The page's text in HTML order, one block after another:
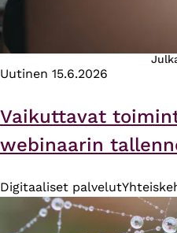
Uutinen 15.6.2026
Vaikuttavat
webinaarin
Digitaaliset palvelut